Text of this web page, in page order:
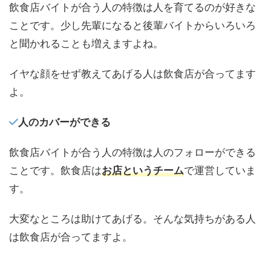
飲食店バイトが合う人の特徴は人を育てるのが好きな
ことです。少し先輩になると後輩バイトからいろいろ
と聞かれることも増えますよね。
イヤな顔をせず教えてあげる人は飲食店が合ってます
よ。
人のカバーができる
飲食店バイトが合う人の特徴は人のフォローができる
ことです。飲食店はお店というチームで運営していま
す。
大変なところは助けてあげる。そんな気持ちがある人
は飲食店が合ってますよ。